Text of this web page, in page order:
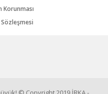
Korunması